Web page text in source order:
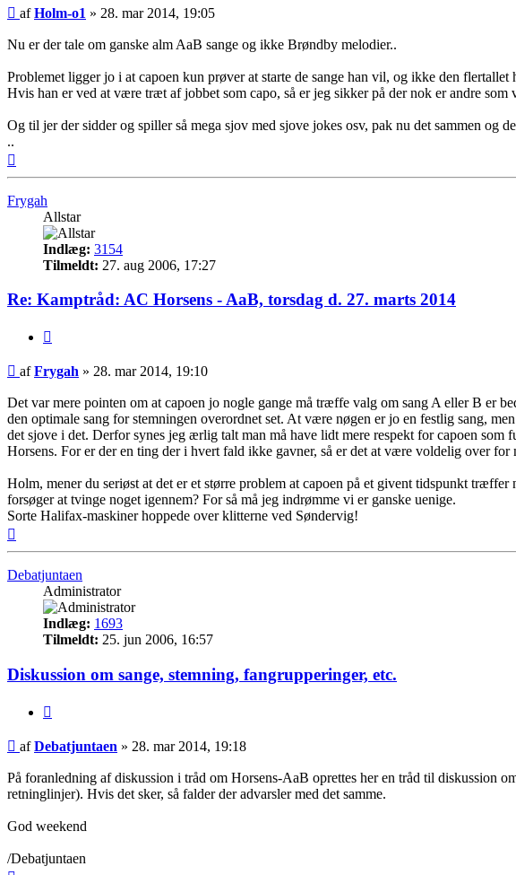
Indlæg
afHolm-o1 » 28. mar 2014, 19:05
Nu er der tale om ganske alm AaB sange og ikke Brøndby melodier..
Problemet ligger jo i at capoen kun prøver at starte de sange han vil, og ikke den flertallet
Hvis han er ved at være træt af jobbet som capo, så er jeg sikker på der nok er andre som
Og til jer der sidder og spiller så mega sjov med sjove jokes osv, pak nu det sammen og
..
Frygah
Allstar
Indlæg: 3154
Tilmeldt: 27. aug 2006, 17:27
Re: Kamptråd: AC Horsens - AaB, torsdag d. 27. marts 2014
Indlæg
afFrygah » 28. mar 2014, 19:10
Det var mere pointen om at capoen jo nogle gange må træffe valg om sang A eller B er
den optimale sang for stemningen overordnet set. At være nøgen er jo en festlig sang,
det sjove i det. Derfor synes jeg ærlig talt man må have lidt mere respekt for capoen
Horsens. For er der en ting der i hvert fald ikke gavner, så er det at være voldelig over for
Holm, mener du seriøst at det er et større problem at capoen på et givent tidspunkt
forsøger at tvinge noget igennem? For så må jeg indrømme vi er ganske uenige.
Sorte Halifax-maskiner hoppede over klitterne ved Søndervig!
Debatjuntaen
Administrator
Indlæg: 1693
Tilmeldt: 25. jun 2006, 16:57
Diskussion om sange, stemning, fangrupperinger, etc.
Indlæg
afDebatjuntaen » 28. mar 2014, 19:18
På foranledning af diskussion i tråd om Horsens-AaB oprettes her en tråd til
retninglinjer). Hvis det sker, så falder der advarsler med det samme.
God weekend
/Debatjuntaen